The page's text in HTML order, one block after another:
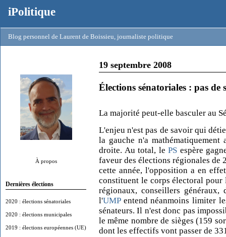
iPolitique
Blog personnel de Laurent de Boissieu, journaliste politique
À propos
Dernières élections
2020 : élections sénatoriales
2020 : élections municipales
2019 : élections européennes (UE)
19 septembre 2008
Élections sénatoriales : pas de
La majorité peut-elle basculer au
L'enjeu n'est pas de savoir qui
la gauche n'a
droite. Au total, lePS espère
faveur des élections régionales de
cette année, l'opposition a en
constituent le corps électoral pour
régionaux, conseillers généraux,
l'UMPentend néanmoins limiter
sénateurs. Il n'est donc pas
le même nombre de sièges (159
dont les effectifs vont passer de